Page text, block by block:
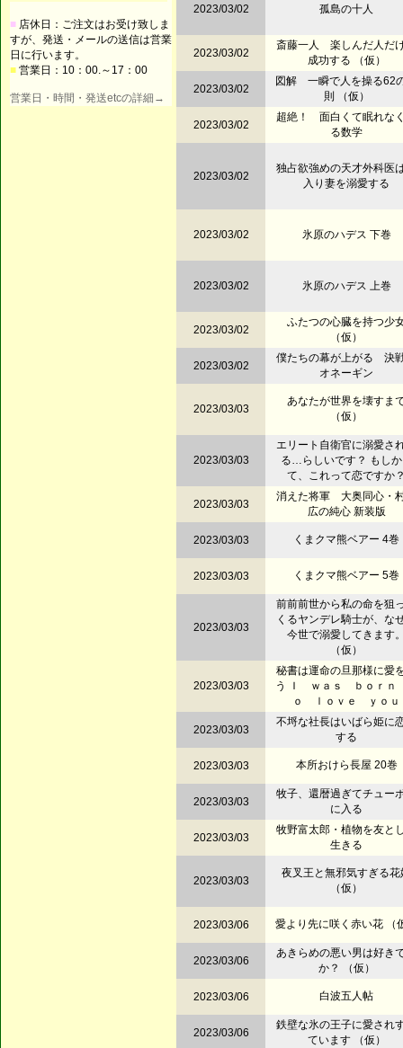
■ 店休日：ご注文はお受け致しま
すが、発送・メールの送信は営業
日に行います。
■ 営業日：10：00.～17：00
営業日・時間・発送etcの詳細→
2023/03/02 孤島の十人
2023/03/02
斎藤一人 楽しんだ人だ
成功する （仮）
2023/03/02
図解 一瞬で人を操る62
則 （仮）
2023/03/02
超絶！ 面白くて眠れな
る数学
2023/03/02
独占欲強めの天才外科医
入り妻を溺愛する
2023/03/02 氷原のハデス 下巻
2023/03/02 氷原のハデス 上巻
2023/03/02
ふたつの心臓を持つ少
（仮）
2023/03/02
僕たちの幕が上がる 決
オネーギン
2023/03/03
あなたが世界を壊すま
（仮）
2023/03/03
エリート自衛官に溺愛さ
る…らしいです？ もし
て、これって恋ですか
2023/03/03
消えた将軍 大奥同心・
広の純心 新装版
2023/03/03 くまクマ熊ベアー 4巻
2023/03/03 くまクマ熊ベアー 5巻
2023/03/03
前前前世から私の命を狙
くるヤンデレ騎士が、な
今世で溺愛してきます
（仮）
2023/03/03
秘書は運命の旦那様に愛
う Ｉ ｗａｓ ｂｏｒ
ｏ ｌｏｖｅ ｙｏｕ
2023/03/03
不埒な社長はいばら姫に
する
2023/03/03 本所おけら長屋 20巻
2023/03/03
牧子、還暦過ぎてチュー
に入る
2023/03/03
牧野富太郎・植物を友と
生きる
2023/03/03
夜叉王と無邪気すぎる花
（仮）
2023/03/06 愛より先に咲く赤い花 （
2023/03/06
あきらめの悪い男は好き
か？ （仮）
2023/03/06 白波五人帖
2023/03/06
鉄壁な氷の王子に愛され
ています （仮）